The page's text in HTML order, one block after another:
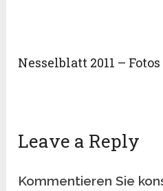
Nesselblatt 2011 – Fotos
Leave a Reply
Kommentieren Sie